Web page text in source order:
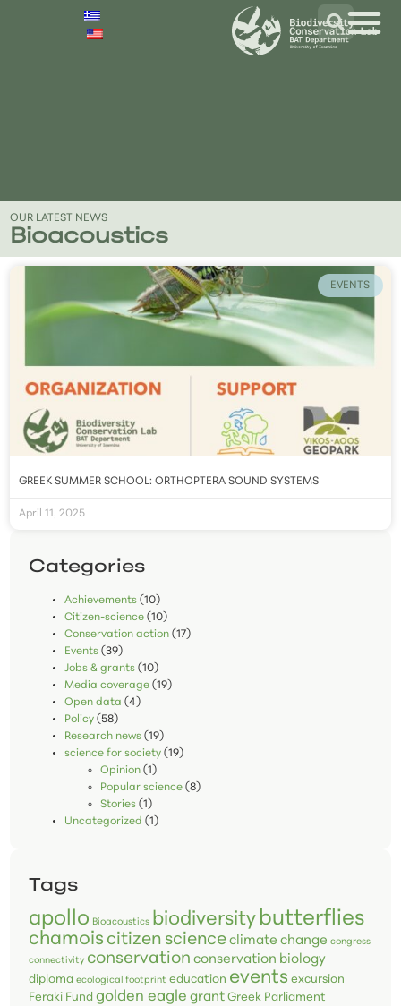
OUR LATEST NEWS
Bioacoustics
EVENTS
GREEK SUMMER SCHOOL: ORTHOPTERA SOUND SYSTEMS
April 11, 2025
Categories
Achievements (10)
Citizen-science (10)
Conservation action (17)
Events (39)
Jobs & grants (10)
Media coverage (19)
Open data (4)
Policy (58)
Research news (19)
science for society (19)
Opinion (1)
Popular science (8)
Stories (1)
Uncategorized (1)
Tags
apollo Bioacoustics biodiversity butterflies
chamois citizen science climate change congress
connectivity conservation conservation biology
diploma ecological footprint education events excursion
Feraki Fund golden eagle grant Greek Parliament